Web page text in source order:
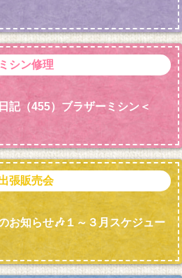
ミシン修理
記（455）ブラザーミシン＜
張販売会
お知らせ🎶１～３月スケジュー